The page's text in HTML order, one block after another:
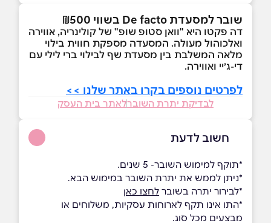
שובר למסעדת De facto בשווי ₪500
דה פקטו היא "וואן סטופ שופ" של קולינריה, אווירה
ואלכוהול מעולה. המסעדה מספקת חווית בילוי
מלאה המשלבת בין מסעדת שף לבילוי ברי לילי עם
די-ג׳יי ואווירה.
לפרטים נוספים בקרו באתר שלנו >>
לבדיקת יתרת השוברלאתר בית העסק
חשוב לדעת
*תוקף למימוש השובר- 5 שנים.
*ניתן לממש את יתרת השובר במימוש הבא.
*לבירור יתרה בשובר לחצו כאן
*התו אינו תקף לארוחות עסקיות, משלוחים או
מבצעים מכל סוג.